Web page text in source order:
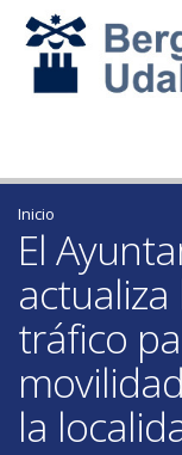
Inicio
El
tráfico
la